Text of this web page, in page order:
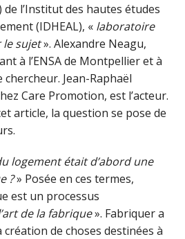
l’Institut des hautes études
(IDHEAL), « laboratoire
le sujet». Alexandre Neagu,
à l’ENSA de Montpellier et à
Jean-Raphaël
Care Promotion, est l’acteur.
article, la question se pose de
logement était d’abord une
?» Posée en ces termes,
est un processus
de la fabrique». Fabriquer a
de choses destinées à